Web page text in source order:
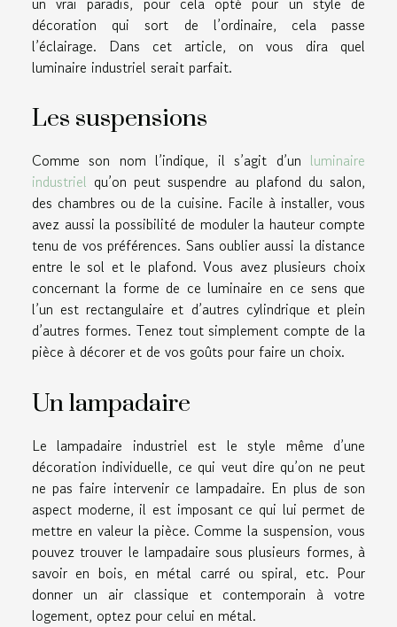
décoration qui sort de l’ordinaire, cela passe
l’éclairage. Dans cet article, on vous dira quel
luminaire industriel serait parfait.
Les suspensions
Comme son nom l’indique, il s’agit d’un luminaire
industriel qu’on peut suspendre au plafond du salon,
des chambres ou de la cuisine. Facile à installer, vous
avez aussi la possibilité de moduler la hauteur compte
tenu de vos préférences. Sans oublier aussi la distance
entre le sol et le plafond. Vous avez plusieurs choix
concernant la forme de ce luminaire en ce sens que
l’un est rectangulaire et d’autres cylindrique et plein
d’autres formes. Tenez tout simplement compte de la
pièce à décorer et de vos goûts pour faire un choix.
Un lampadaire
Le lampadaire industriel est le style même d’une
décoration individuelle, ce qui veut dire qu’on ne peut
ne pas faire intervenir ce lampadaire. En plus de son
aspect moderne, il est imposant ce qui lui permet de
mettre en valeur la pièce. Comme la suspension, vous
pouvez trouver le lampadaire sous plusieurs formes, à
savoir en bois, en métal carré ou spiral, etc. Pour
donner un air classique et contemporain à votre
logement, optez pour celui en métal.